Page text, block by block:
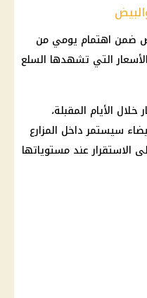
ضمن اهتمام يومي من
التي تشهدها السلع
الأيام المقبلة،
سيستمر داخل المزارع
الاستقرار عند مستوياتها